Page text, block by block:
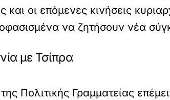
και οι επόμενες κινήσεις
να ζητήσουν νέα
με Τσίπρα
Πολιτικής Γραμματείας